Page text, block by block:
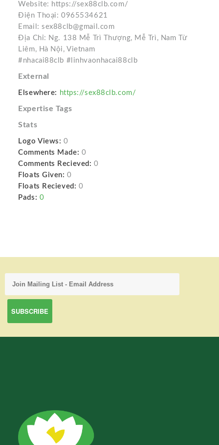
Website: https://sex88clb.com/
Điện Thoại: 0965534621
Email: sex88clb@gmail.com
Địa Chỉ: Ng. 138 Mễ Trì Thượng, Mễ Trì, Nam Từ
Liêm, Hà Nội, Vietnam
#nhacai88clb #linhvaonhacai88clb
External
Elsewhere: https://sex88clb.com/
Expertise Tags
Stats
Logo Views: 0
Comments Made: 0
Comments Recieved: 0
Floats Given: 0
Floats Recieved: 0
Pads: 0